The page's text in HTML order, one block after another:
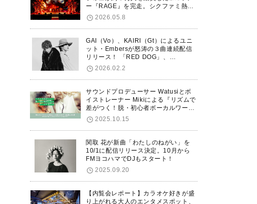
ー『RAGE』を完走。シクファミ熱狂
のKアリーナ横浜ファイナル公演の模
様をお届け！
2026.05.8
GAI（Vo）、KAIRI（Gt）によるユニ
ット・Embersが怒涛の３曲連続配信
リリース！ 「RED DOG」、
「Untitled Hero」に続き、5thシング
ル「De-Marionette」のリリースを発
表！
2026.02.2
サウンドプロデューサー Watusiとボ
イストレーナー Mikiによる『リズムで
差がつく！脱・初心者ボーカルワーク
ショップ』が12/7に渋谷で開催！
2025.10.15
関取 花が新曲「わたしのねがい」を
10/1に配信リリース決定。10月から
FMヨコハマでDJもスタート！
2025.09.20
【内覧会レポート】カラオケ好きが盛
り上がれる大人のエンタメスポット、